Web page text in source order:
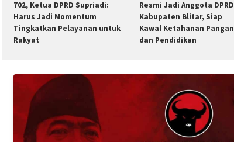
702, Ketua DPRD Supriadi:
Harus Jadi Momentum
Tingkatkan Pelayanan untuk
Rakyat
Resmi Jadi Anggota DPRD
Kabupaten Blitar, Siap
Kawal Ketahanan Pangan
dan Pendidikan